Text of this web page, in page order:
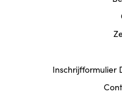
Inschrijfformulier